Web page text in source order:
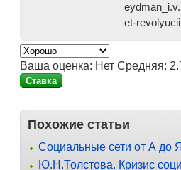
et-
Ваша оценка: Нет Средняя:
Похожие статьи
Социальные сети от А до
Ю.Н.Толстова. Кризис